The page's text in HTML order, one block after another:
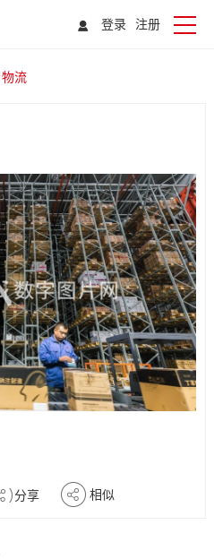
登录 注册
物流
分享 相似